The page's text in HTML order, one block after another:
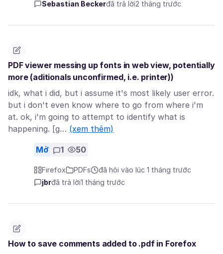
Sebastian Beckerđã trả lời2 tháng trước
PDF viewer messing up fonts in web view, potentially
more (aditionals unconfirmed, i.e. printer))
idk, what i did, but i assume it's most likely user error.
but i don't even know where to go from where i'm
at. ok, i'm going to attempt to identify what is
happening. [g… (xem thêm)
Mở 1 50
Firefox PDFs
đã hỏi vào lúc 1 tháng trước
jbrđã trả lời1 tháng trước
How to save comments added to .pdf in Forefox